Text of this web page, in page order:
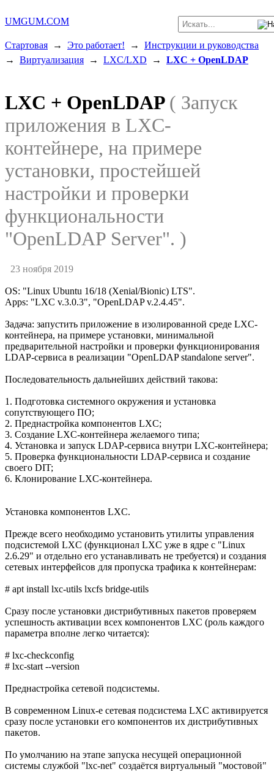
UMGUM.COM
Стартовая → Это работает! → Инструкции и руководства
→ Виртуализация → LXC/LXD → LXC + OpenLDAP
LXC + OpenLDAP ( Запуск
приложения в LXC-
контейнере, на примере
установки, простейшей
настройки и проверки
функциональности
"OpenLDAP Server". )
23 ноября 2019
OS: "Linux Ubuntu 16/18 (Xenial/Bionic) LTS".
Apps: "LXC v.3.0.3", "OpenLDAP v.2.4.45".
Задача: запустить приложение в изолированной среде LXC-
контейнера, на примере установки, минимальной
предварительной настройки и проверки функционирования
LDAP-сервиса в реализации "OpenLDAP standalone server".
Последовательность дальнейших действий такова:
1. Подготовка системного окружения и установка
сопутствующего ПО;
2. Преднастройка компонентов LXC;
3. Создание LXC-контейнера желаемого типа;
4. Установка и запуск LDAP-сервиса внутри LXC-контейнера;
5. Проверка функциональности LDAP-сервиса и создание
своего DIT;
6. Клонирование LXC-контейнера.
Установка компонентов LXC.
Прежде всего необходимо установить утилиты управления
подсистемой LXC (функционал LXC уже в ядре с "Linux
2.6.29" и отдельно его устанавливать не требуется) и создания
сетевых интерфейсов для пропуска трафика к контейнерам:
# apt install lxc-utils lxcfs bridge-utils
Сразу после установки дистрибутивных пакетов проверяем
успешность активации всех компонентов LXC (роль каждого
параметра вполне легко читается):
# lxc-checkconfig
# lxc-start --version
Преднастройка сетевой подсистемы.
В современном Linux-е сетевая подсистема LXC активируется
сразу после установки его компонентов их дистрибутивных
пакетов.
По умолчанию на этапе запуска несущей операционной
системы службой "lxc-net" создаётся виртуальный "мостовой"